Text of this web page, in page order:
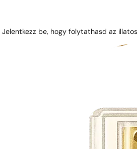
Jelentkezz be, hogy folytathasd az